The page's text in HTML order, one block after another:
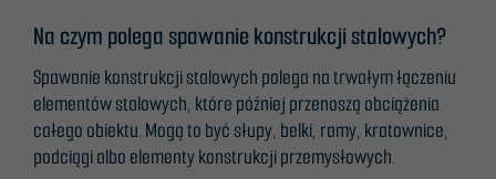
Na czym polega spawanie konstrukcji stalowych?
Spawanie konstrukcji stalowych polega na trwałym łączeniu
elementów stalowych, które później przenoszą obciążenia
całego obiektu. Mogą to być słupy, belki, ramy, kratownice,
podciągi albo elementy konstrukcji przemysłowych.